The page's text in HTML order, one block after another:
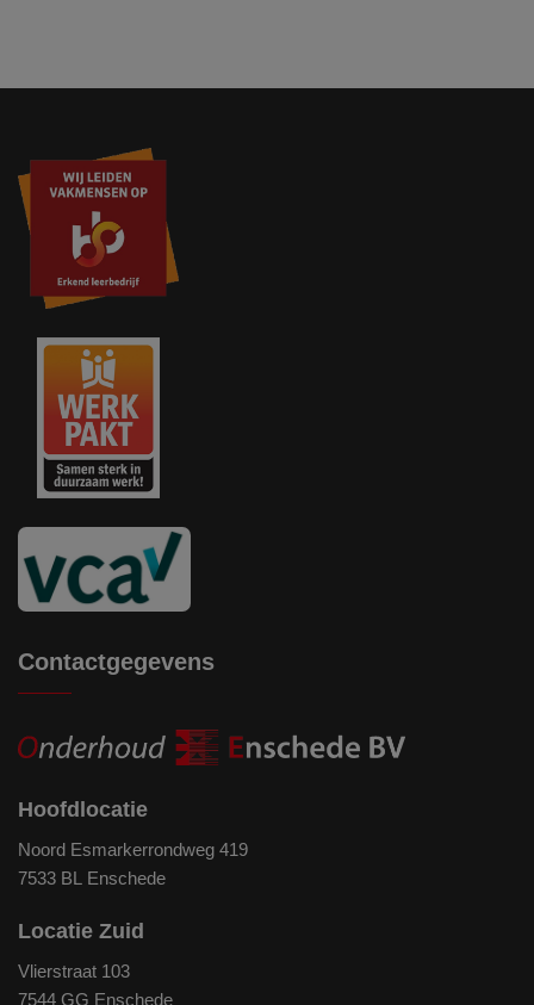
Contactgegevens
Hoofdlocatie
Noord Esmarkerrondweg 419
7533 BL Enschede
Locatie Zuid
Vlierstraat 103
7544 GG Enschede